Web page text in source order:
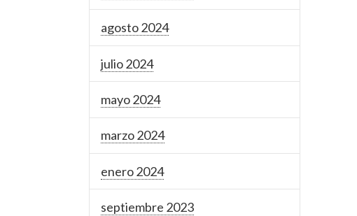
agosto 2024
julio 2024
mayo 2024
marzo 2024
enero 2024
septiembre 2023